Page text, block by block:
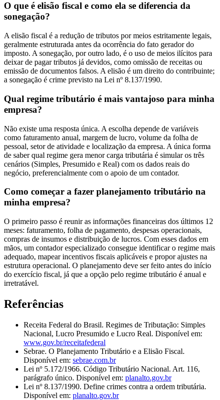
O que é elisão fiscal e como ela se diferencia da
sonegação?
A elisão fiscal é a redução de tributos por meios estritamente legais,
geralmente estruturada antes da ocorrência do fato gerador do
imposto. A sonegação, por outro lado, é o uso de meios ilícitos para
deixar de pagar tributos já devidos, como omissão de receitas ou
emissão de documentos falsos. A elisão é um direito do contribuinte;
a sonegação é crime previsto na Lei nº 8.137/1990.
Qual regime tributário é mais vantajoso para minha
empresa?
Não existe uma resposta única. A escolha depende de variáveis
como faturamento anual, margem de lucro, volume da folha de
pessoal, setor de atividade e localização da empresa. A única forma
de saber qual regime gera menor carga tributária é simular os três
cenários (Simples, Presumido e Real) com os dados reais do
negócio, preferencialmente com o apoio de um contador.
Como começar a fazer planejamento tributário na
minha empresa?
O primeiro passo é reunir as informações financeiras dos últimos 12
meses: faturamento, folha de pagamento, despesas operacionais,
compras de insumos e distribuição de lucros. Com esses dados em
mãos, um contador especializado consegue identificar o regime mais
adequado, mapear incentivos fiscais aplicáveis e propor ajustes na
estrutura operacional. O planejamento deve ser feito antes do início
do exercício fiscal, já que a opção pelo regime tributário é anual e
irretratável.
Referências
Receita Federal do Brasil. Regimes de Tributação: Simples
Nacional, Lucro Presumido e Lucro Real. Disponível em:
www.gov.br/receitafederal
Sebrae. O Planejamento Tributário e a Elisão Fiscal.
Disponível em: sebrae.com.br
Lei nº 5.172/1966. Código Tributário Nacional. Art. 116,
parágrafo único. Disponível em: planalto.gov.br
Lei nº 8.137/1990. Define crimes contra a ordem tributária.
Disponível em: planalto.gov.br